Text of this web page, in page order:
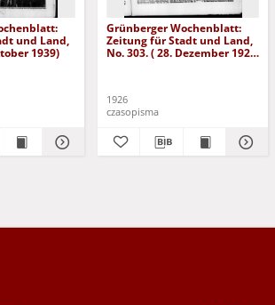
und Land,
1939)
Grünberger Wochenblatt:
Zeitung für Stadt und Land,
No. 303. ( 28. Dezember 1926
1926
czasopisma